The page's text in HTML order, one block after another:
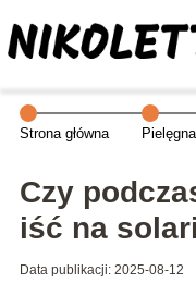
Strona główna
Czy
iść na
Data publikacji: 2025-08-12